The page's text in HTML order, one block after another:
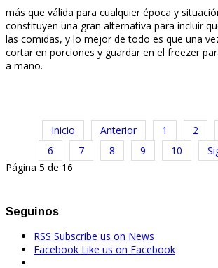
más que válida para cualquier época y
constituyen una gran alternativa para incluir
las comidas, y lo mejor de todo es que una
cortar en porciones y guardar en el freezer
a mano.
Inicio Anterior 1 2
6
7 8 9 10
Página 5 de 16
Seguinos
RSS Subscribe us on News
Facebook Like us on Facebook